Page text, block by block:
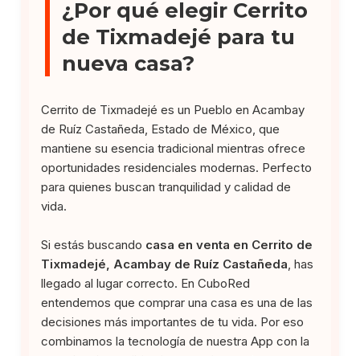
¿Por qué elegir Cerrito
de Tixmadejé para tu
nueva casa?
Cerrito de Tixmadejé es un Pueblo en Acambay
de Ruíz Castañeda, Estado de México, que
mantiene su esencia tradicional mientras ofrece
oportunidades residenciales modernas. Perfecto
para quienes buscan tranquilidad y calidad de
vida.
Si estás buscando casa en venta en Cerrito de
Tixmadejé, Acambay de Ruíz Castañeda , has
llegado al lugar correcto. En CuboRed
entendemos que comprar una casa es una de las
decisiones más importantes de tu vida. Por eso
combinamos la tecnología de nuestra App con la